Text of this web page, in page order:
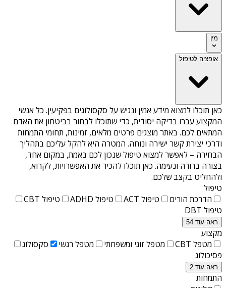
מין
אופציה לטיפול
כאן תוכלו למצוא מידע אמין ונגיש על סקסולוגים בפקיעין. כל אנשי
המקצוע עברו בדיקה יסודית, כדי שתוכלו לבחור בביטחון את האדם
המתאים לכם. באתר מוצגים פרטים מלאים, זמינות, תחומי התמחות
ודרכי יצירת קשר ישירה ונוחה. המטרה היא להקל עליכם בתהליך
הבחירה – לאפשר למצוא טיפול שנכון לכם באמת, במקום אחד,
בצורה ברורה ונעימה. כאן תוכלו להכיר את האפשרויות, לקרוא,
ולהחליט בקצב שלכם.
טיפול
הדרכת הורים
טיפול ACT טיפול ADHD
טיפול CBT
טיפול DBT
ראה עוד 54
מקצוע
מטפל CBT
מטפל זוגי ומשפחתי מטפל רגשי
סקסולוג
פסיכולוג
ראה עוד 2
התמחות